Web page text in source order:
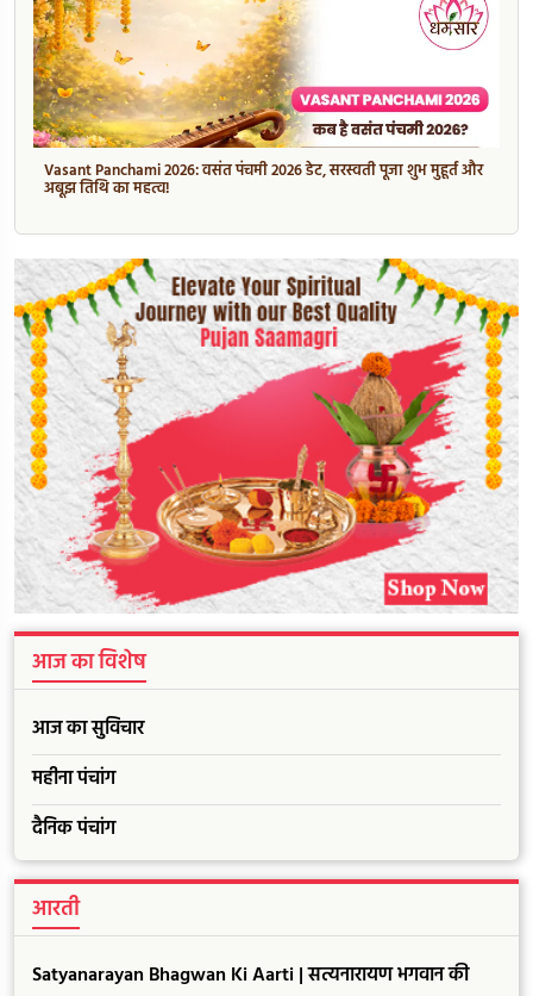
आज का विशेष
आज का सुविचार
महीना पंचांग
दैनिक पंचांग
आरती
Satyanarayan Bhagwan Ki Aarti | सत्यनारायण भगवान की
Vasant Panchami 2026: वसंत पंचमी 2026 डेट, सरस्वती पूजा शुभ मुहूर्त और
अबूझ तिथि का महत्व!